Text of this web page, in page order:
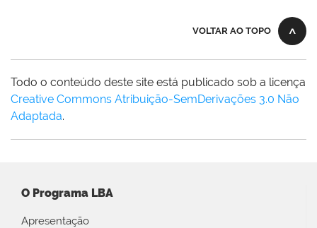
VOLTAR AO TOPO
Todo o conteúdo deste site está publicado sob a licença
Creative Commons Atribuição-SemDerivações 3.0 Não
Adaptada.
O Programa LBA
Apresentação